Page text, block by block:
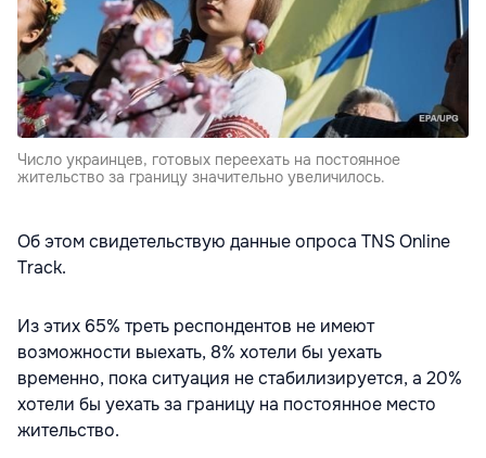
Число украинцев, готовых переехать на постоянное
жительство за границу значительно увеличилось.
Об этом свидетельствую данные опроса TNS Online
Track.
Из этих 65% треть респондентов не имеют
возможности выехать, 8% хотели бы уехать
временно, пока ситуация не стабилизируется, а 20%
хотели бы уехать за границу на постоянное место
жительство.